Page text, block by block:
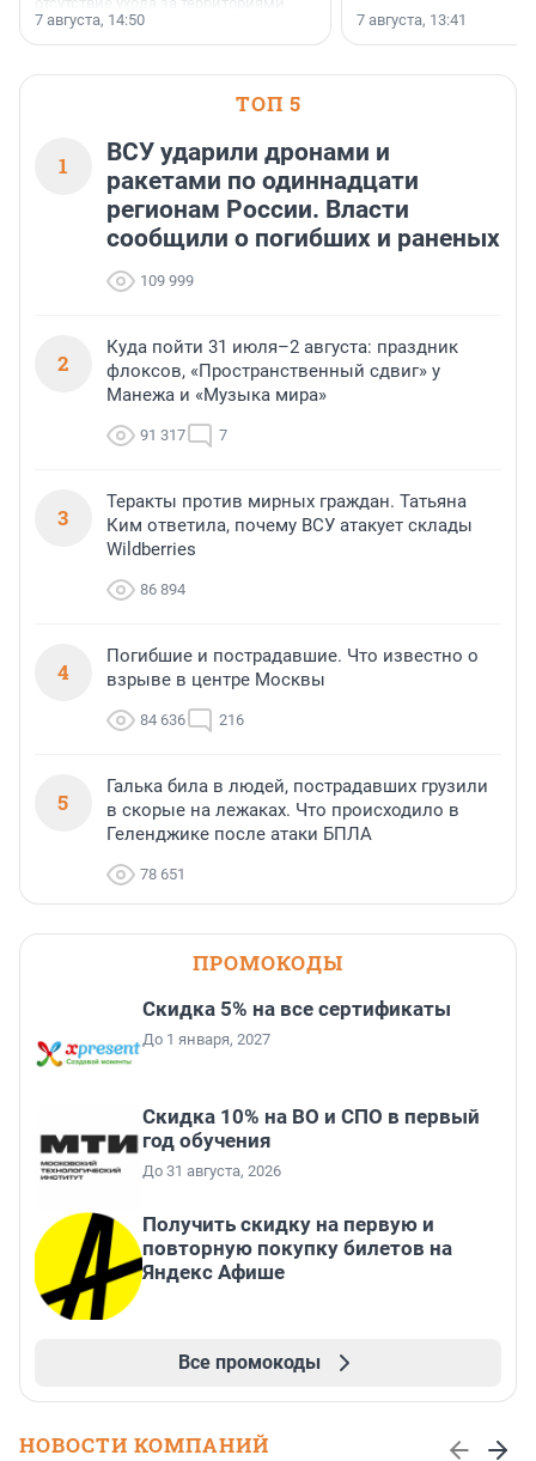
сделали своё дело.
7 августа, 14:50 7 августа, 13:41
ТОП 5
1
ВСУ ударили дронами и
ракетами по одиннадцати
регионам России. Власти
сообщили о погибших и раненых
109 999
2
Куда пойти 31 июля–2 августа: праздник
флоксов, «Пространственный сдвиг» у
Манежа и «Музыка мира»
91 317 7
3
Теракты против мирных граждан. Татьяна
Ким ответила, почему ВСУ атакует склады
Wildberries
86 894
4
Погибшие и пострадавшие. Что известно о
взрыве в центре Москвы
84 636 216
5
Галька била в людей, пострадавших грузили
в скорые на лежаках. Что происходило в
Геленджике после атаки БПЛА
78 651
ПРОМОКОДЫ
Скидка 5% на все сертификаты
До 1 января, 2027
Скидка 10% на ВО и СПО в первый
год обучения
До 31 августа, 2026
Получить скидку на первую и
повторную покупку билетов на
Яндекс Афише
Все промокоды
НОВОСТИ КОМПАНИЙ